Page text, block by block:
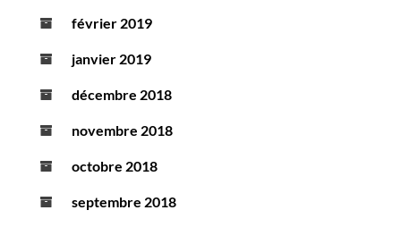
février 2019
janvier 2019
décembre 2018
novembre 2018
octobre 2018
septembre 2018